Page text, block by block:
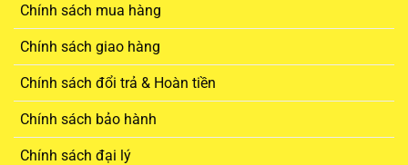
Chính sách mua hàng
Chính sách giao hàng
Chính sách đổi trả & Hoàn tiền
Chính sách bảo hành
Chính sách đại lý